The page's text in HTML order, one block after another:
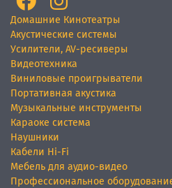
Домашние Кинотеатры
Акустические системы
Усилители, AV-ресиверы
Видеотехника
Виниловые проигрыватели
Портативная акустика
Музыкальные инструменты
Караоке система
Наушники
Кабели Hi-Fi
Мебель для аудио-видео
Профессиональное